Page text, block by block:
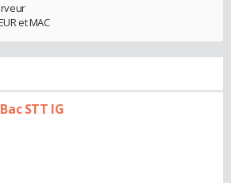
et MAC
STT IG